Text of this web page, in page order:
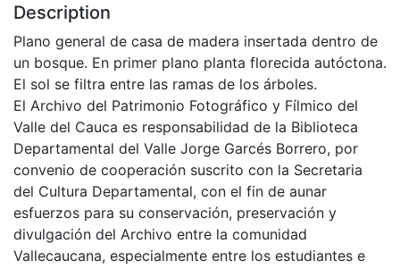
Description
Plano general de casa de madera insertada dentro de
un bosque. En primer plano planta florecida autóctona.
El sol se filtra entre las ramas de los árboles.
El Archivo del Patrimonio Fotográfico y Fílmico del
Valle del Cauca es responsabilidad de la Biblioteca
Departamental del Valle Jorge Garcés Borrero, por
convenio de cooperación suscrito con la Secretaria
del Cultura Departamental, con el fin de aunar
esfuerzos para su conservación, preservación y
divulgación del Archivo entre la comunidad
Vallecaucana, especialmente entre los estudiantes e